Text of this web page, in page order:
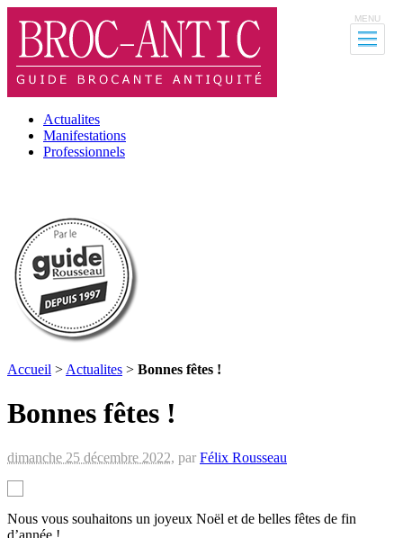
Actualites
Manifestations
Professionnels
Accueil > Actualites > Bonnes fêtes !
Bonnes fêtes !
dimanche 25 décembre 2022, par Félix Rousseau
Nous vous souhaitons un joyeux Noël et de belles fêtes de fin
d’année !
MENU